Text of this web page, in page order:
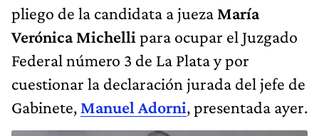
pliego de la candidata a jueza María
Verónica Michelli para ocupar el Juzgado
Federal número 3 de La Platay por
cuestionar la declaración jurada del jefe de
Gabinete, Manuel Adorni, presentada ayer.